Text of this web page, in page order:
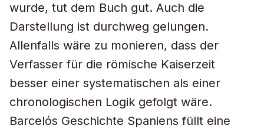
wurde, tut dem Buch gut. Auch die
Darstellung ist durchweg gelungen.
Allenfalls wäre zu monieren, dass der
Verfasser für die römische Kaiserzeit
besser einer systematischen als einer
chronologischen Logik gefolgt wäre.
Barcelós Geschichte Spaniens füllt eine